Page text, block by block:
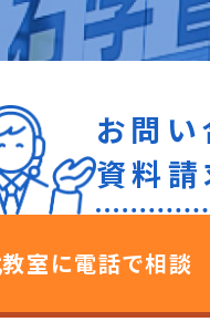
お問い
資料請
教室に電話で相談